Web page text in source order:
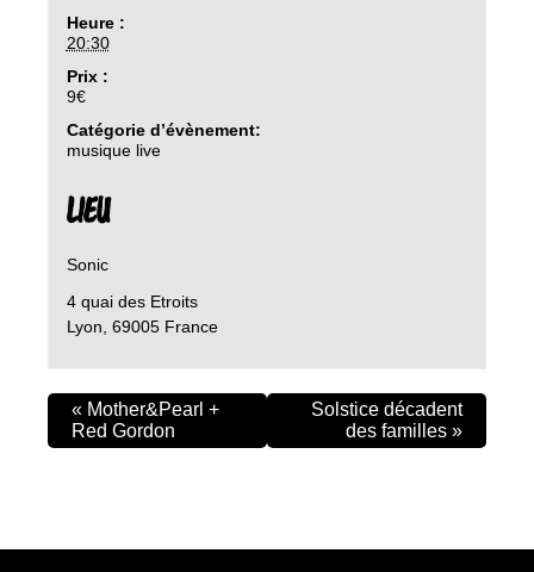
Heure :
20:30
Prix :
9€
Catégorie d’évènement:
musique live
LIEU
Sonic
4 quai des Etroits
Lyon 69005 France
« Mother&Pearl +
Red Gordon
Solstice décadent
des familles »